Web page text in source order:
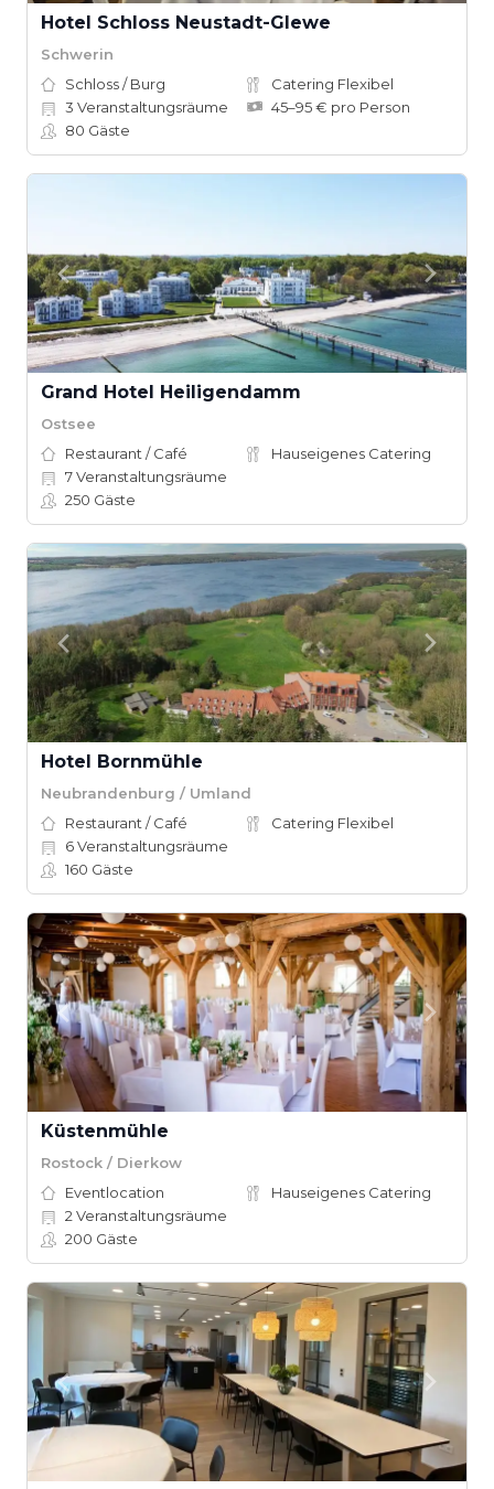
Hotel Schloss Neustadt-Glewe
Schwerin
Schloss / Burg
Catering Flexibel
3 Veranstaltungsräume
45–95 € pro Person
80 Gäste
Grand Hotel Heiligendamm
Ostsee
Restaurant / Café
Hauseigenes Catering
7Veranstaltungsräume
250 Gäste
Hotel Bornmühle
Neubrandenburg / Umland
Restaurant / Café
Catering Flexibel
6Veranstaltungsräume
160 Gäste
Küstenmühle
Rostock / Dierkow
Eventlocation
Hauseigenes Catering
2 Veranstaltungsräume
200 Gäste